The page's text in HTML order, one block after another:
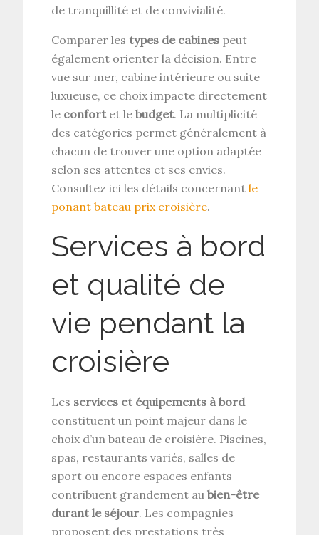
de tranquillité et de convivialité.
Comparer les types de cabines peut
également orienter la décision. Entre
vue sur mer, cabine intérieure ou suite
luxueuse, ce choix impacte directement
le confortet lebudget. La multiplicité
des catégories permet généralement à
chacun de trouver une option adaptée
selon ses attentes et ses envies.
Consultez ici les détails concernantle
ponant bateau prix croisière.
Services à bord
et qualité de
vie pendant la
croisière
Les services et équipements à bord
constituent un point majeur dans le
choix d’un bateau de croisière. Piscines,
spas, restaurants variés, salles de
sport ou encore espaces enfants
contribuent grandement aubien-être
durant le séjour. Les compagnies
proposent des prestations très